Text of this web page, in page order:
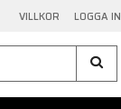
VILLKOR LOGGA IN